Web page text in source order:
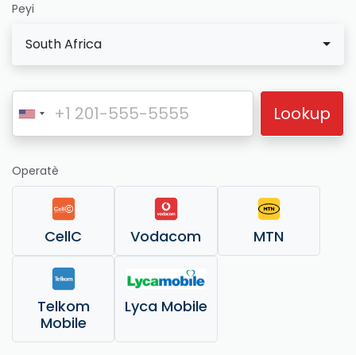
Peyi
South Africa
Lookup
Operatè
CellC Vodacom MTN
Telkom
Mobile
Lyca Mobile